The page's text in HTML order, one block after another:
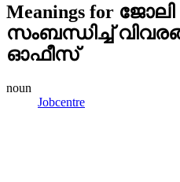
Meanings for
സംബന്ധിച്ച്‌
ഓഫീസ്
noun
Jobcentre